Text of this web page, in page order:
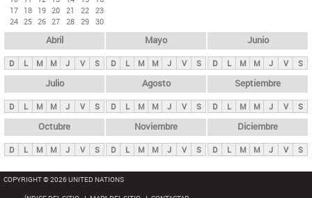
n
i
p
a
l
s
17 18 19 20 21 22 23
24 25 26 27 28 29 30
Abril
D L M M J V S
Mayo
D L M M J V S
Junio
D L M M J V S
Julio
D L M M J V S
Agosto
D L M M J V S
Septiembre
D L M M J V S
Octubre
D L M M J V S
Noviembre
D L M M J V S
Diciembre
D L M M J V S
COPYRIGHT © 2026 UNITED NATIONS